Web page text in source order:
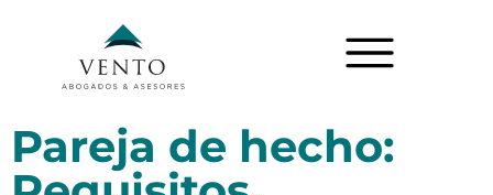
Pareja de hecho: